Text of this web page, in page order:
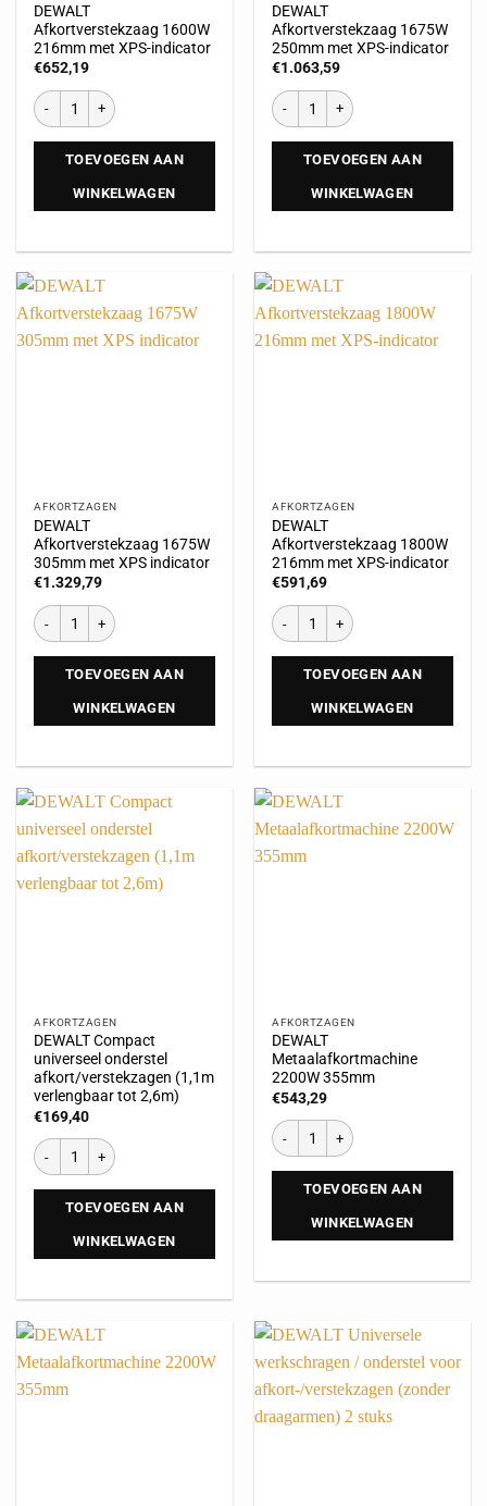
DEWALT
Afkortverstekzaag 1600W
216mm met XPS-indicator
€652,19
TOEVOEGEN AAN
WINKELWAGEN
DEWALT
Afkortverstekzaag 1675W
250mm met XPS-indicator
€1.063,59
TOEVOEGEN AAN
WINKELWAGEN
AFKORTZAGEN
DEWALT
Afkortverstekzaag 1675W
305mm met XPS indicator
€1.329,79
TOEVOEGEN AAN
WINKELWAGEN
AFKORTZAGEN
DEWALT
Afkortverstekzaag 1800W
216mm met XPS-indicator
€591,69
TOEVOEGEN AAN
WINKELWAGEN
AFKORTZAGEN
DEWALT Compact
universeel onderstel
afkort/verstekzagen (1,1m
verlengbaar tot 2,6m)
€169,40
TOEVOEGEN AAN
WINKELWAGEN
AFKORTZAGEN
DEWALT
Metaalafkortmachine
2200W 355mm
€543,29
TOEVOEGEN AAN
WINKELWAGEN